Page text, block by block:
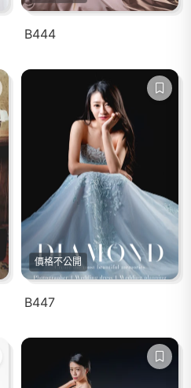
B444
價格不公開
B447